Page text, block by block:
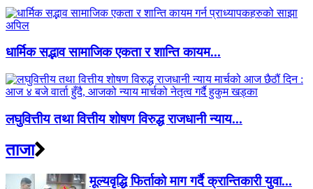
धार्मिक सद्भाव सामाजिक एकता र शान्ति कायम...
लघुवित्तीय तथा वित्तीय शोषण विरुद्ध राजधानी न्याय...
ताजा
मूल्यवृद्धि फिर्ताको माग गर्दै क्रान्तिकारी युवा...